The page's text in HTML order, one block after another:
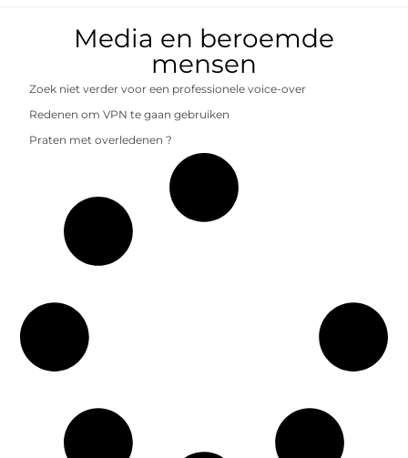
Media en beroemde
mensen
Zoek niet verder voor een professionele voice-over
Redenen om VPN te gaan gebruiken
Praten met overledenen ?